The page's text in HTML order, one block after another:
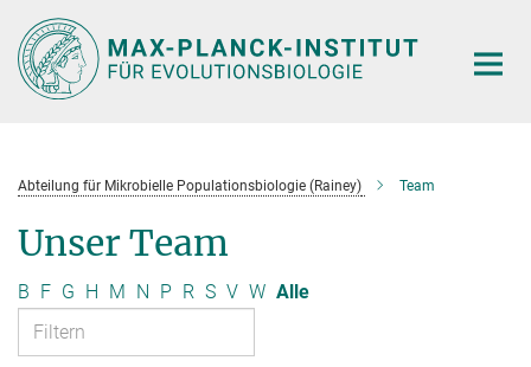
Hauptinhalt
Abteilung für Mikrobielle Populationsbiologie (Rainey) Team
Unser Team
B F G H M N P R S V W Alle